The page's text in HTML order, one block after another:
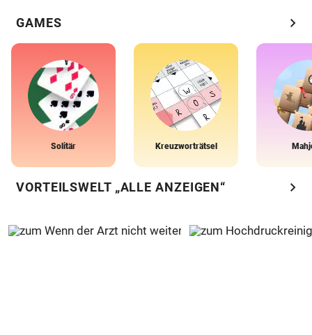
GAMES chevron_right
Solitär Kreuzworträtsel
VORTEILSWELT „ALLE ANZEIGEN“ chevron_right